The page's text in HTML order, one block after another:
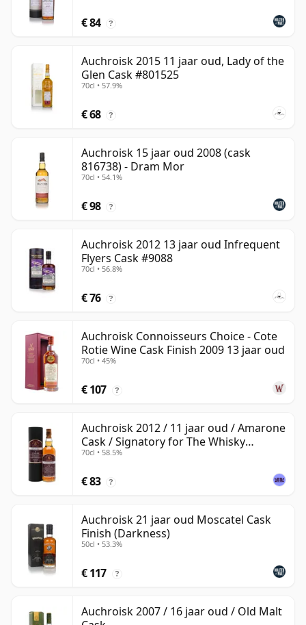
€ 84 ?
Auchroisk 2015 11 jaar oud, Lady of the
Glen Cask #801525
70cl • 57.9%
€ 68 ?
Auchroisk 15 jaar oud 2008 (cask
816738) - Dram Mor
70cl • 54.1%
€ 98 ?
Auchroisk 2012 13 jaar oud Infrequent
Flyers Cask #9088
70cl • 56.8%
€ 76 ?
Auchroisk Connoisseurs Choice - Cote
Rotie Wine Cask Finish 2009 13 jaar oud
70cl • 45%
€ 107 ?
Auchroisk 2012 / 11 jaar oud / Amarone
Cask / Signatory for The Whisky
Exchange
70cl • 58.5%
€ 83 ?
Auchroisk 21 jaar oud Moscatel Cask
Finish (Darkness)
50cl • 53.3%
€ 117 ?
Auchroisk 2007 / 16 jaar oud / Old Malt